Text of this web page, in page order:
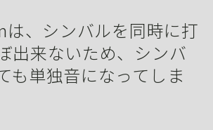
は、シンバルを同時に打
出来ないため、シンバ
も単独音になってしま